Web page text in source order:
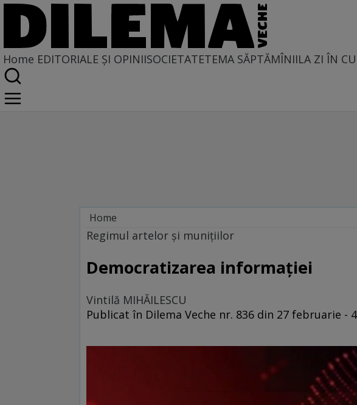
Home EDITORIALE ȘI OPINIISOCIETATETEMA SĂPTĂMÎNIILA ZI ÎN
Home
Regimul artelor și munițiilor
Regimul artelor şi muniţiilor
Democratizarea informației
Vintilă MIHĂILESCU
Publicat în Dilema Veche nr. 836 din 27 februarie -